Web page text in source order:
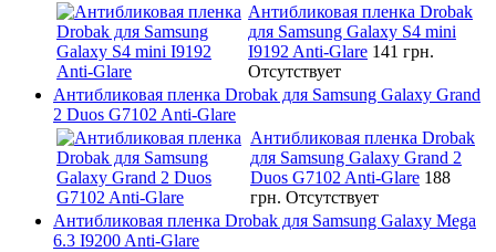
Антибликовая пленка Drobak
для Samsung Galaxy S4 mini
I9192 Anti-Glare 141 грн.
Отсутствует
Антибликовая пленка Drobak для Samsung Galaxy Grand
2 Duos G7102 Anti-Glare
Антибликовая пленка Drobak
для Samsung Galaxy Grand 2
Duos G7102 Anti-Glare 188
грн. Отсутствует
Антибликовая пленка Drobak для Samsung Galaxy Mega
6.3 I9200 Anti-Glare